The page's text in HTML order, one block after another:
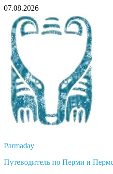
Перейти
содержимому
07.08.2026
Parmaday
Путеводитель по Перми и